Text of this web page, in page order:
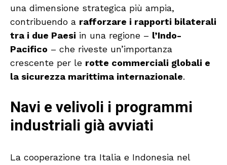
una dimensione strategica più ampia,
contribuendo a rafforzare i rapporti bilaterali
tra i due Paesi in una regione – l’Indo-
Pacifico – che riveste un’importanza
crescente per le rotte commerciali globali e
la sicurezza marittima internazionale.
Navi e velivoli i programmi
industriali già avviati
La cooperazione tra Italia e Indonesia nel